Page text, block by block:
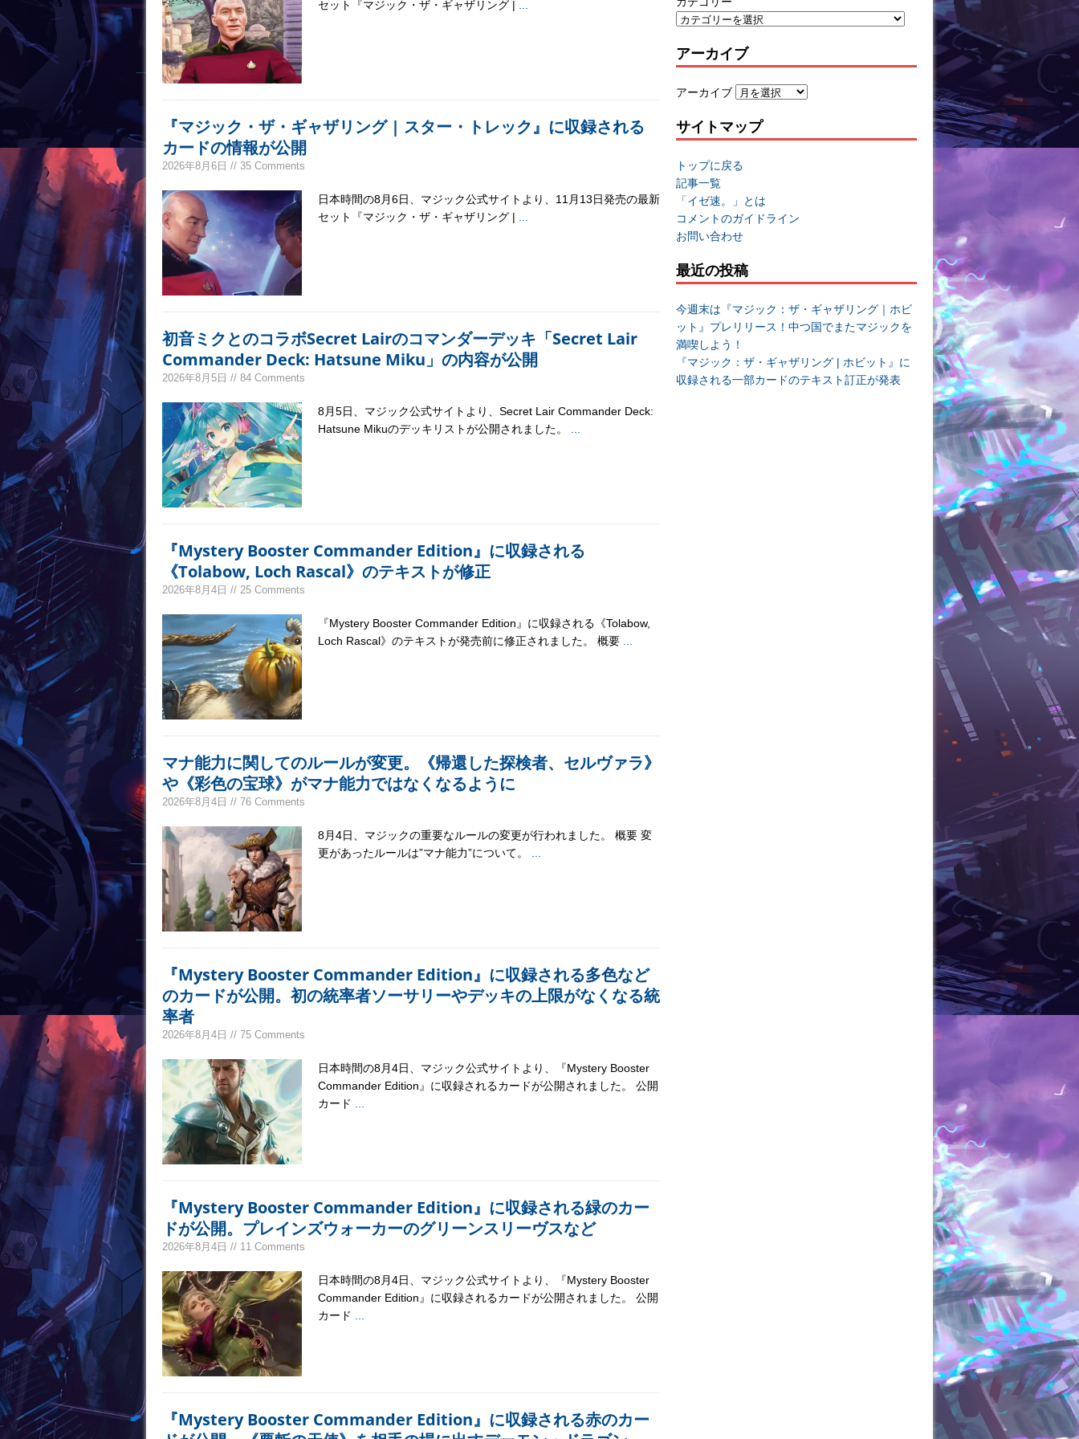
セット『マジック・ザ・ギャザリング |
『マジック・ザ・ギャザリング | スター・トレック』に収録される
カードの情報が公開
2026年8月6日 // 35 Comments
日本時間の8月6日、マジック公式サイトより、11月13日発売の最新
セット『マジック・ザ・ギャザリング |
初音ミクとのコラボSecret Lairのコマンダーデッキ「Secret Lair
Commander Deck: Hatsune Miku」の内容が公開
2026年8月5日 // 84 Comments
8月5日、マジック公式サイトより、Secret Lair Commander Deck:
Hatsune Mikuのデッキリストが公開されました。
『Mystery Booster Commander Edition』に収録される
《Tolabow, Loch Rascal》のテキストが修正
2026年8月4日 // 25 Comments
『Mystery Booster Commander Edition』に収録される《Tolabow,
Loch Rascal》のテキストが発売前に修正されました。 概要
マナ能力に関してのルールが変更。《帰還した探検者、セルヴァラ》
や《彩色の宝球》がマナ能力ではなくなるように
2026年8月4日 // 76 Comments
8月4日、マジックの重要なルールの変更が行われました。 概要 変
更があったルールは”マナ能力”について。
『Mystery Booster Commander Edition』に収録される多色など
のカードが公開。初の統率者ソーサリーやデッキの上限がなくなる統
率者
2026年8月4日 // 75 Comments
日本時間の8月4日、マジック公式サイトより、『Mystery Booster
Commander Edition』に収録されるカードが公開されました。 公開
カード
『Mystery Booster Commander Edition』に収録される緑のカー
ドが公開。プレインズウォーカーのグリーンスリーヴスなど
2026年8月4日 // 11 Comments
日本時間の8月4日、マジック公式サイトより、『Mystery Booster
Commander Edition』に収録されるカードが公開されました。 公開
カード
『Mystery Booster Commander Edition』に収録される赤のカー
アーカイブ
アーカイブ
サイトマップ
トップに戻る
記事一覧
「イゼ速。」とは
コメントのガイドライン
お問い合わせ
最近の投稿
今週末は『マジック：ザ・ギャザリング｜ホビ
ット』プレリリース！中つ国でまたマジックを
満喫しよう！
『マジック：ザ・ギャザリング | ホビット』に
収録される一部カードのテキスト訂正が発表